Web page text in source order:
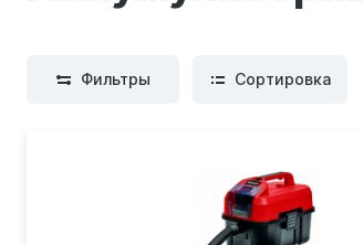
Фильтры Сортировка